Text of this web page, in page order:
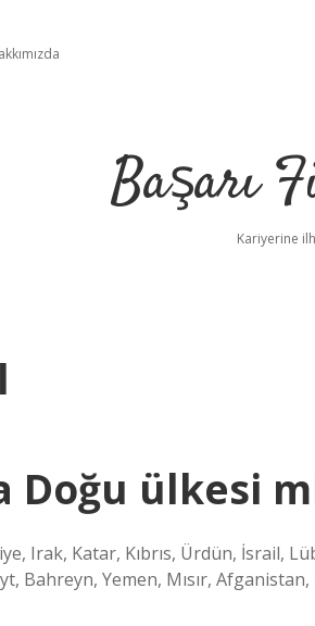
Başarı
Kariyerine
ülkesi
Irak, Katar, Kıbrıs, Ürdün, İsrail,
Bahreyn, Yemen, Mısır,